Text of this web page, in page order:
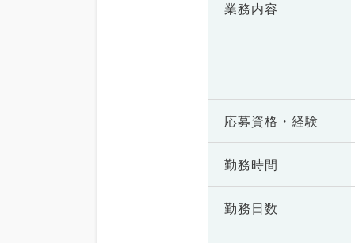
業務内容
応募資格・ 経験
勤務時間
勤務日数